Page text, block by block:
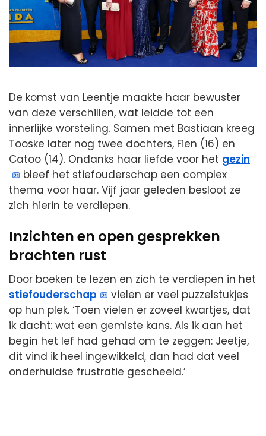
De komst van Leentje maakte haar bewuster
van deze verschillen, wat leidde tot een
innerlijke worsteling. Samen met Bastiaan kreeg
Tooske later nog twee dochters, Fien (16) en
Catoo (14). Ondanks haar liefde voor het gezin
bleef het stiefouderschap een complex
thema voor haar. Vijf jaar geleden besloot ze
zich hierin te verdiepen.
Inzichten en open gesprekken
brachten rust
Door boeken te lezen en zich te verdiepen in het
stiefouderschap
vielen er veel puzzelstukjes
op hun plek. ‘Toen vielen er zoveel kwartjes, dat
ik dacht: wat een gemiste kans. Als ik aan het
begin het lef had gehad om te zeggen: Jeetje,
dit vind ik heel ingewikkeld, dan had dat veel
onderhuidse frustratie gescheeld.’